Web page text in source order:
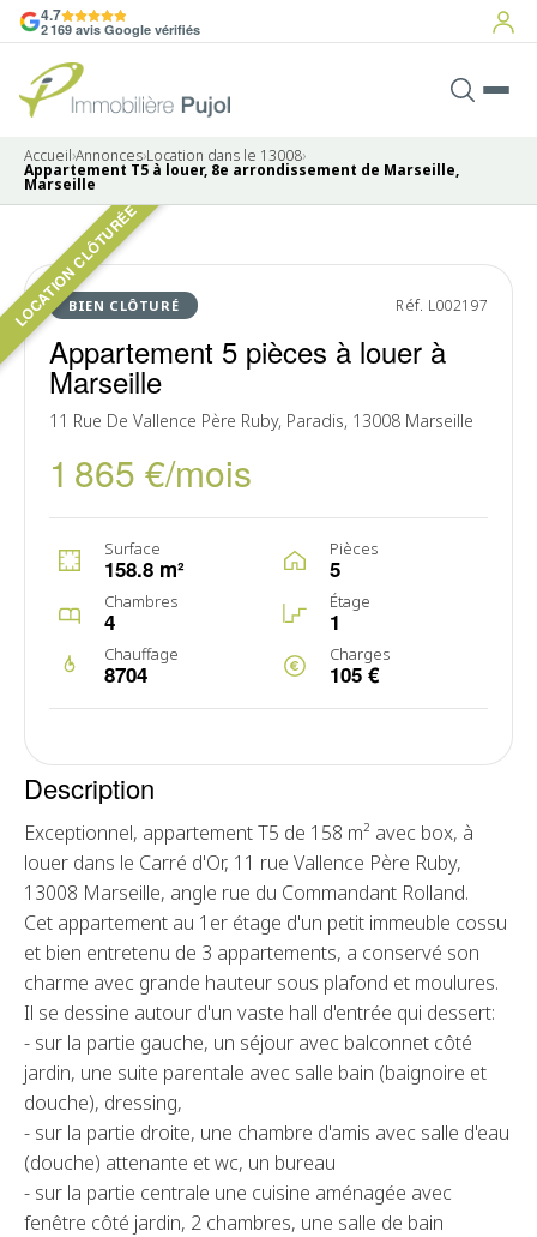
4.7
2 169 avis Google vérifiés
Accueil›Annonces›Location dans le 13008›
Appartement T5 à louer, 8e arrondissement de Marseille,
Marseille
LOCATION CLÔTURÉE
BIEN CLÔTURÉ Réf. L002197
Appartement 5 pièces à louer à
Marseille
11 Rue De Vallence Père Ruby, Paradis, 13008 Marseille
1 865 €/mois
Surface
158.8 m²
Pièces
5
Chambres
4
Étage
1
Chauffage
8704
Charges
105 €
LOUÉ
8 photos
Description
Exceptionnel, appartement T5 de 158 m² avec box, à
louer dans le Carré d'Or, 11 rue Vallence Père Ruby,
13008 Marseille, angle rue du Commandant Rolland.
Cet appartement au 1er étage d'un petit immeuble cossu
et bien entretenu de 3 appartements, a conservé son
charme avec grande hauteur sous plafond et moulures.
Il se dessine autour d'un vaste hall d'entrée qui dessert:
- sur la partie gauche, un séjour avec balconnet côté
jardin, une suite parentale avec salle bain (baignoire et
douche), dressing,
- sur la partie droite, une chambre d'amis avec salle d'eau
(douche) attenante et wc, un bureau
- sur la partie centrale une cuisine aménagée avec
fenêtre côté jardin, 2 chambres, une salle de bain